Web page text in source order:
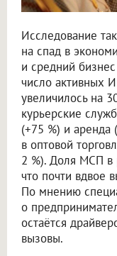
Исследование
на спад в
и средний
число активных
увеличилось на
курьерские
(+75 %) и
в оптовой
2 %). Доля МСП в
что почти вдвое
По мнению
о
остаётся
вызовы.